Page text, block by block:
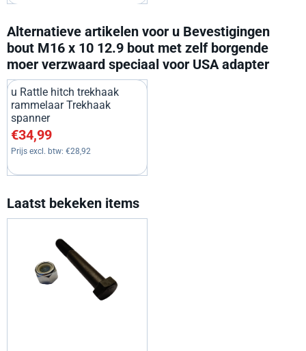
Alternatieve artikelen voor u Bevestigingen
bout M16 x 10 12.9 bout met zelf borgende
moer verzwaard speciaal voor USA adapter
u Rattle hitch trekhaak
rammelaar Trekhaak
spanner
Prijs: 34,99, exclusief btw: 28,92
€34,99
Prijs excl. btw: €28,92
Laatst bekeken items